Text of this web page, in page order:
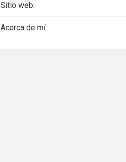
Sitio web:
Acerca de mí: